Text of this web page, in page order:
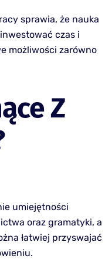
sprawia, że nauka
czas i
możliwości zarówno
Z
umiejętności
oraz gramatyki, a
łatwiej przyswajać